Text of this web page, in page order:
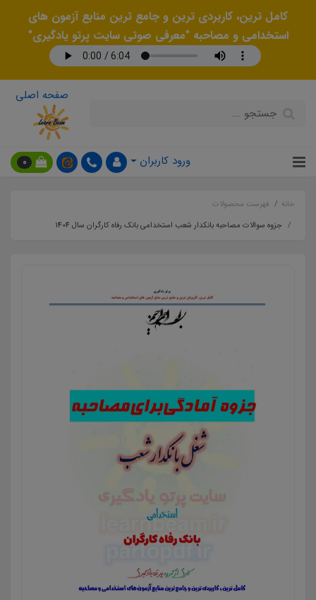
کامل ترین، کاربردی ترین و جامع ترین منابع آزمون های
استخدامی و مصاحبه "معرفی صوتی سایت پرتو یادگیری"
صفحه اصلی
ورود کاربران 0
خانه
فهرست محصولات
جزوه سوالات مصاحبه بانکدار شعب استخدامی بانک رفاه کارگران سال 1404